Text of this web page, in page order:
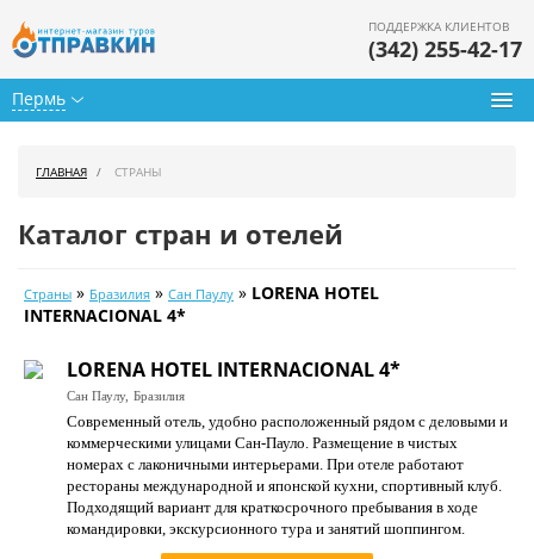
Пермь
ПОДДЕРЖКА КЛИЕНТОВ
(342) 255-42-17
Календарь туров
Цены дня
Страны
Как купить
О нас
ГЛАВНАЯ СТРАНЫ
Каталог стран и отелей
Страны » Бразилия » Сан Паулу » LORENA HOTEL
INTERNACIONAL 4*
LORENA HOTEL INTERNACIONAL 4*
Сан Паулу, Бразилия
Современный отель, удобно расположенный рядом с деловыми и
коммерческими улицами Сан-Пауло. Размещение в чистых
номерах с лаконичными интерьерами. При отеле работают
рестораны международной и японской кухни, спортивный клуб.
Подходящий вариант для краткосрочного пребывания в ходе
командировки, экскурсионного тура и занятий шоппингом.